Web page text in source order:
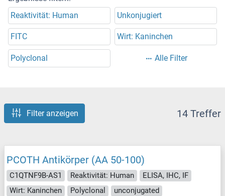
Reaktivität: Human
Unkonjugiert
FITC Wirt: Kaninchen
Polyclonal Alle Filter
Filter anzeigen 14 Treffer
PCOTH Antikörper (AA 50-100)
C1QTNF9B-AS1 Reaktivität: Human
ELISA, IHC, IF
Wirt: Kaninchen
Polyclonal unconjugated